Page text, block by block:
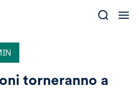
torneranno a